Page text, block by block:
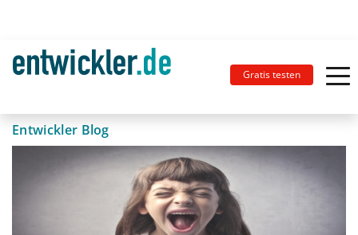
Gratis testen
Entwickler Blog